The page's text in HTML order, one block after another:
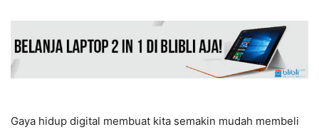
Gaya hidup digital membuat kita semakin mudah membeli